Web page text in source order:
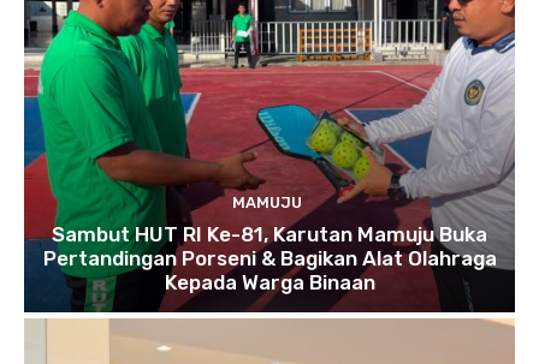
MAMUJU
Sambut HUT RI Ke-81, Karutan Mamuju Buka
Pertandingan Porseni & Bagikan Alat Olahraga
Kepada Warga Binaan